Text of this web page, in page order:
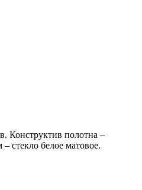
Конструктив полотна –
стекло белое матовое.